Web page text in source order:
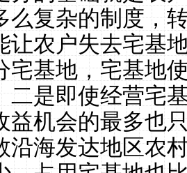
么复杂的制度，
让农户失去宅基
宅基地，宅基地
二是即使经营宅
益机会的最多也
沿海发达地区农